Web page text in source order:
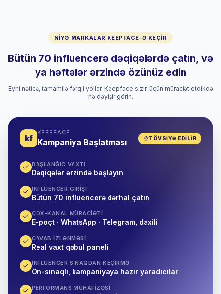
NIYƏ MARKALAR KEEPFACE-Ə KEÇIR
Bütün 70 influencerə dəqiqələrdə çatın, və
ya həftələr ərzində özünüz edin
Eyni nəticə, tamamilə fərqli yollar. Keepface sizin üçün müraciət etdikdə
nə dəyişir görin.
kf
KEEPFACE
Kampaniya Başlatması TÖVSIYƏ EDILIR
BAŞLANĞIC VAXTI
Dəqiqələr ərzində başlayın
INFLUENCER GIRIŞI
Bütün 70 influencerə dərhal çatın
ÇOX-KANAL MÜRACIƏTI
E-poçt · WhatsApp · Telegram, daxili
CAVAB IZLƏNMƏSI
Real vaxt qəbul paneli
INFLUENCER SINAQDAN KEÇIRMƏ
Ön-sınaqlı, kampaniyaya hazır yaradıcılar
PERFORMANS MÜHAFIZƏSI